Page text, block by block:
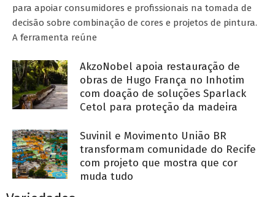
para apoiar consumidores e profissionais na tomada de
decisão sobre combinação de cores e projetos de pintura.
A ferramenta reúne
AkzoNobel apoia restauração de
obras de Hugo França no Inhotim
com doação de soluções Sparlack
Cetol para proteção da madeira
Suvinil e Movimento União BR
transformam comunidade do Recife
com projeto que mostra que cor
muda tudo